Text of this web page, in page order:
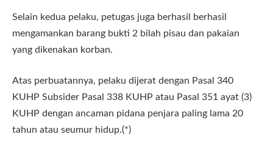
Selain kedua pelaku, petugas juga berhasil berhasil
mengamankan barang bukti 2 bilah pisau dan pakaian
yang dikenakan korban.
Atas perbuatannya, pelaku dijerat dengan Pasal 340
KUHP Subsider Pasal 338 KUHP atau Pasal 351 ayat (3)
KUHP dengan ancaman pidana penjara paling lama 20
tahun atau seumur hidup.(*)